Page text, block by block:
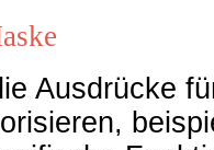
Ausdrücke